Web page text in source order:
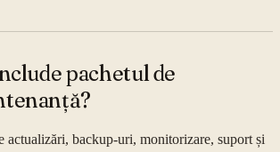
pachetul de
actualizări, backup-uri, monitorizare, suport și